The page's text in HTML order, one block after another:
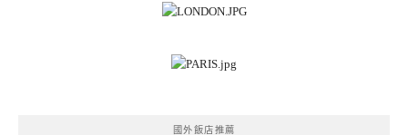
國外飯店推薦